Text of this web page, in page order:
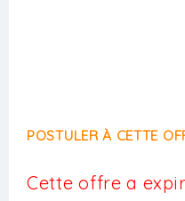
POSTULER À CETTE
Cette offre a